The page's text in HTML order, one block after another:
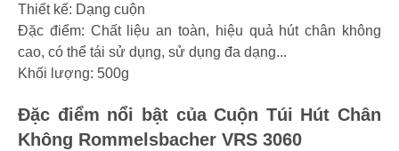
Thiết kế: Dạng cuộn
Đặc điểm: Chất liệu an toàn, hiệu quả hút chân không
cao, có thể tái sử dụng, sử dụng đa dạng...
Khối lượng: 500g
Đặc điểm nổi bật của Cuộn Túi Hút Chân
Không Rommelsbacher VRS 3060